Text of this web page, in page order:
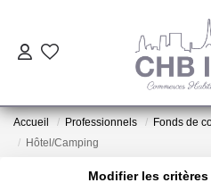
Accueil Professionnels Fonds de
Hôtel/Camping
Modifier les